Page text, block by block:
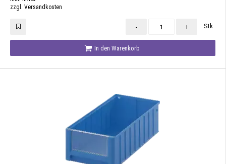
zzgl. Versandkosten
- + Stk
In den Warenkorb